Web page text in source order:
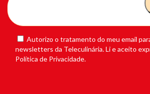
Autorizo o tratamento do meu email
newsletters da Teleculinária. Li e aceito
Política de Privacidade.